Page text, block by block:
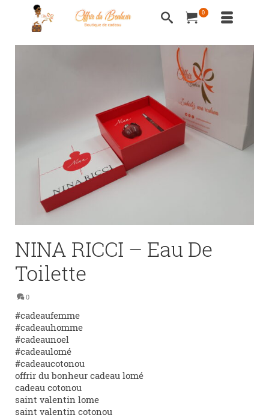
0
NINA RICCI – Eau De
Toilette
0
#cadeaufemme
#cadeauhomme
#cadeaunoel
#cadeaulomé
#cadeaucotonou
offrir du bonheur cadeau lomé
cadeau cotonou
saint valentin lome
saint valentin cotonou